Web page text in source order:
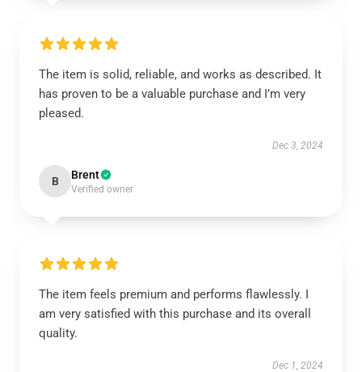
The item is solid, reliable, and works as described. It
has proven to be a valuable purchase and I’m very
pleased.
Dec 3, 2024
B Brent
Verified owner
The item feels premium and performs flawlessly. I
am very satisfied with this purchase and its overall
quality.
Dec 1, 2024